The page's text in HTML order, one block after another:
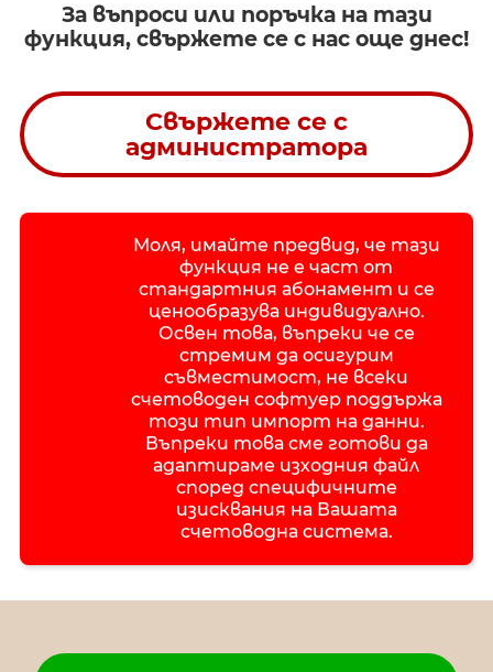
За въпроси или поръчка на тази
функция, свържете се с нас още днес!
Свържете се с
администратора
Моля, имайте предвид, че тази
функция не е част от
стандартния абонамент и се
ценообразува индивидуално.
Освен това, въпреки че се
стремим да осигурим
съвместимост, не всеки
счетоводен софтуер поддържа
този тип импорт на данни.
Въпреки това сме готови да
адаптираме изходния файл
според специфичните
изисквания на Вашата
счетоводна система.